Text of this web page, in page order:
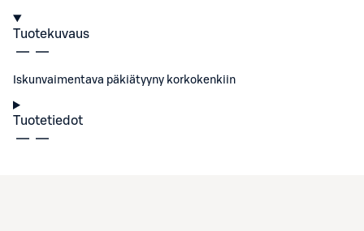
Tuotekuvaus
Iskunvaimentava päkiätyyny korkokenkiin
Tuotetiedot